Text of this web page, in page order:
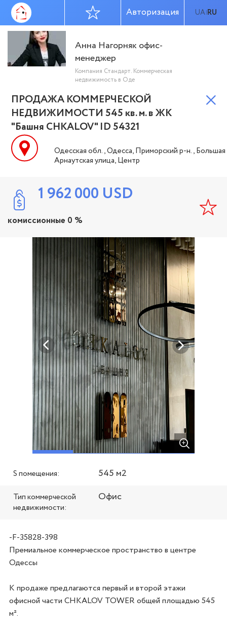
UA|RU
Авторизация
Анна Нагорняк офис-
менеджер
Компания Стандарт. Коммерческая
недвижимость в Оде
ПРОДАЖА КОММЕРЧЕСКОЙ
НЕДВИЖИМОСТИ 545 кв. м. в ЖК
"Башня CHKALOV" ID 54321
Одесская обл., Одесса, Приморский р-н., Большая
Арнаутская улица, Центр
1 962 000 USD
комиссионные 0 %
S помещения: 545 м2
Тип коммерческой
недвижимости:
Офис
-F-35828-398
Премиальное коммерческое пространство в центре
Одессы
К продаже предлагаются первый и второй этажи
офисной части CHKALOV TOWER общей площадью 545
м².